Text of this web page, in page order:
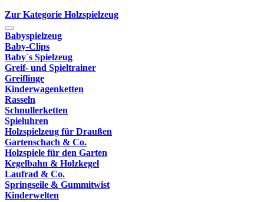
Zur Kategorie Holzspielzeug
Babyspielzeug
Baby-Clips
Baby´s Spielzeug
Greif- und Spieltrainer
Greiflinge
Kinderwagenketten
Rasseln
Schnullerketten
Spieluhren
Holzspielzeug für Draußen
Gartenschach & Co.
Holzspiele für den Garten
Kegelbahn & Holzkegel
Laufrad & Co.
Springseile & Gummitwist
Kinderwelten